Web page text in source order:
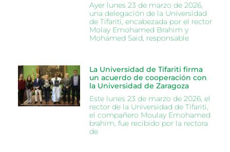
Ayer lunes 23 de marzo de 2026,
una delegación de la Universidad
de Tifariti, encabezada por el rector
Molay Emohamed Brahim y
Mohamed Said, responsable
La Universidad de Tifariti firma
un acuerdo de cooperación con
la Universidad de Zaragoza
Este lunes 23 de marzo de 2026, el
rector de la Universidad de Tifariti,
el compañero Moulay Emohamed
brahim, fue recibido por la rectora
de